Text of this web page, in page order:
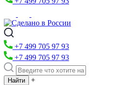
+7 499 705 97 93
+7 499 705 97 93
+